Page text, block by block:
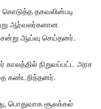
கொடுத்த தகவலின்படி
ஆர்வலர்களான
ஆய்வு செய்தனர்.
நிறுவப்பட்ட அரச
கண்டறிந்தனர்.
பொதுவாக சூலக்கல்